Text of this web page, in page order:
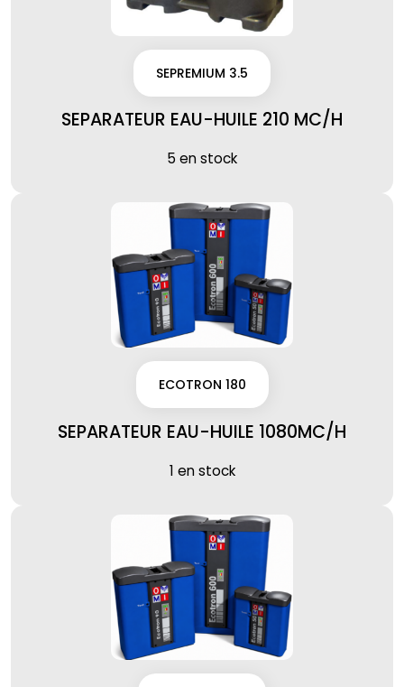
SEPREMIUM 3.5
SEPARATEUR EAU-HUILE 210 MC/H
5 en stock
ECOTRON 180
SEPARATEUR EAU-HUILE 1080MC/H
1 en stock